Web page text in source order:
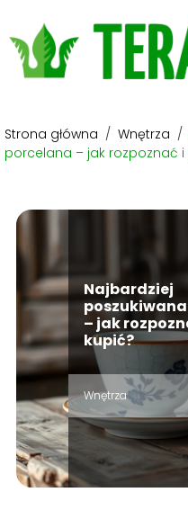
Strona główna / Wnętrza /
porcelana – jak rozpoznać i
Najbardziej
– jak
kupić?
Wnętrza